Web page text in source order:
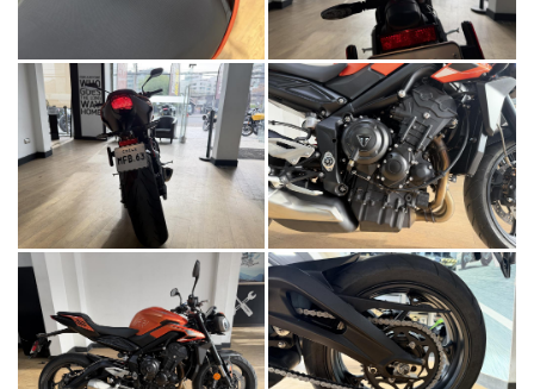
Precio desde $9.090.000
NEW DAYTONA 660
Precio desde $10.590.000
STREET TRIPLE R
Precio desde $11.690.000